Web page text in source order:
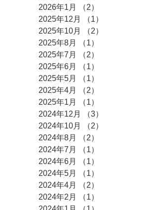
2026年1月
（2）
2025年12月
（1）
2025年10月
（2）
2025年8月
（1）
2025年7月
（2）
2025年6月
（1）
2025年5月
（1）
2025年4月
（2）
2025年1月
（1）
2024年12月
（3）
2024年10月
（2）
2024年8月
（2）
2024年7月
（1）
2024年6月
（1）
2024年5月
（1）
2024年4月
（2）
2024年2月
（1）